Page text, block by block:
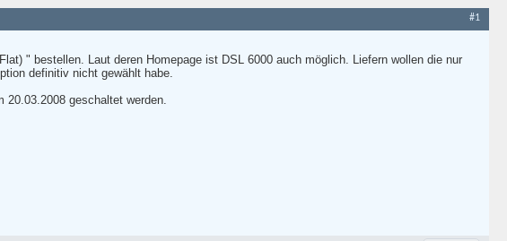
#1
" bestellen. Laut deren Homepage ist DSL 6000 auch möglich. Liefern wollen die nur
definitiv nicht gewählt habe.
20.03.2008 geschaltet werden.